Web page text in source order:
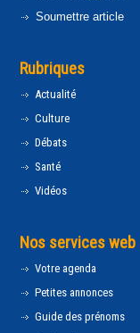
Soumettre article
Rubriques
Actualité
Culture
Débats
Santé
Vidéos
Nos services web
Votre agenda
Petites annonces
Guide des prénoms